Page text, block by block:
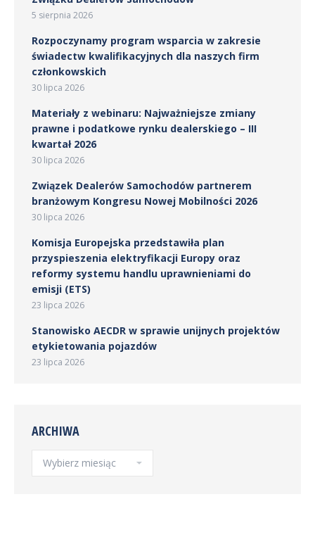
5 sierpnia 2026
Rozpoczynamy program wsparcia w zakresie
świadectw kwalifikacyjnych dla naszych firm
członkowskich
30 lipca 2026
Materiały z webinaru: Najważniejsze zmiany
prawne i podatkowe rynku dealerskiego – III
kwartał 2026
30 lipca 2026
Związek Dealerów Samochodów partnerem
branżowym Kongresu Nowej Mobilności 2026
30 lipca 2026
Komisja Europejska przedstawiła plan
przyspieszenia elektryfikacji Europy oraz
reformy systemu handlu uprawnieniami do
emisji (ETS)
23 lipca 2026
Stanowisko AECDR w sprawie unijnych projektów
etykietowania pojazdów
23 lipca 2026
ARCHIWA
Archiwa